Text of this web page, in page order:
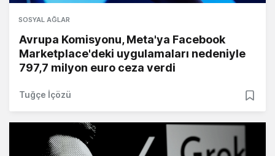
SOSYAL AĞLAR
Avrupa Komisyonu, Meta'ya Facebook
Marketplace'deki uygulamaları nedeniyle
797,7 milyon euro ceza verdi
Tuğçe İçözü